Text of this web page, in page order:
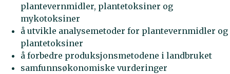
plantevernmidler, plantetoksiner og
mykotoksiner
å utvikle analysemetoder for plantevernmidler og
plantetoksiner
å forbedre produksjonsmetodene i landbruket
samfunnsøkonomiske vurderinger